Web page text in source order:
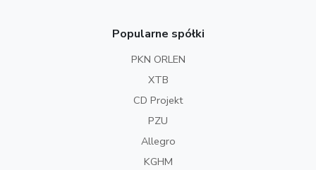
Popularne spółki
PKN ORLEN
XTB
CD Projekt
PZU
Allegro
KGHM